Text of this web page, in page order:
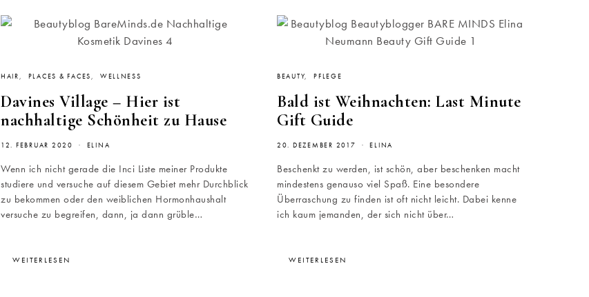
HAIR PLACES & FACES WELLNESS
Davines Village – Hier ist
nachhaltige Schönheit zu Hause
12. FEBRUAR 2020 ELINA
Wenn ich nicht gerade die Inci Liste meiner Produkte
studiere und versuche auf diesem Gebiet mehr Durchblick
zu bekommen oder den weiblichen Hormonhaushalt
versuche zu begreifen, dann, ja dann grüble…
WEITERLESEN
BEAUTY PFLEGE
Bald ist Weihnachten: Last Minute
Gift Guide
20. DEZEMBER 2017 ELINA
Beschenkt zu werden, ist schön, aber beschenken macht
mindestens genauso viel Spaß. Eine besondere
Überraschung zu finden ist oft nicht leicht. Dabei kenne
ich kaum jemanden, der sich nicht über…
WEITERLESEN